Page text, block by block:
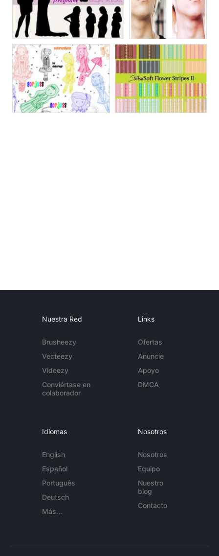
Nuestra Red
Brusheezy
Vecteezy
Videezy
Conviértase en
colaborador
Links
Ofertas
Anuncie
Apoyo
DMCA
Idiomas
English
Español
Português
Deutsch
Más...
Nosotros
Nosotros
Equipo
Nuestro
blog
Contacto